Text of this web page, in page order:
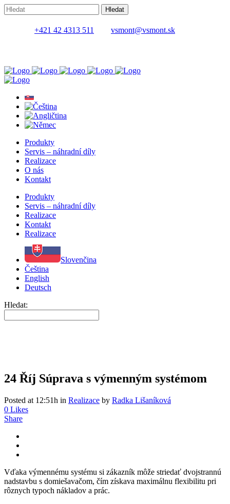
+421 42 4313 511 vsmont@vsmont.sk
Produkty
Servis – náhradní díly
Realizace
O nás
Kontakt
Produkty
Servis – náhradní díly
Realizace
Kontakt
Realizace
Slovenčina
Čeština
English
Deutsch
Hledat:
24 Říj Súprava s výmenným systémom
Posted at 12:51h in Realizace by Radka Lišaníková
0 Likes
Share
Vďaka výmennému systému si zákazník môže striedať dvojstrannú
nadstavbu s domiešavačom, čím získava maximálnu flexibilitu pri
rôznych typoch nákladov a prác.